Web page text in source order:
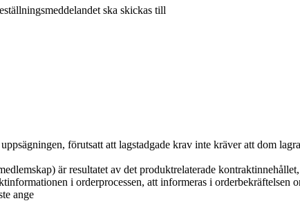
ska skickas till
förutsatt att lagstadgade krav inte kräver att dom
är resultatet av det produktrelaterade
i orderprocessen, att informeras i orderbekräftelsen
ange